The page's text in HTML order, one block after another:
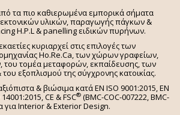
τα πιο καθιερωμένα εμπορικά σήματα
υλικών, παραγωγής πάγκων &
H.P.L & panelling ειδικών πυρήνων.
κυριαρχεί στις επιλογές των
Ho.Re.Ca, των χώρων γραφείων,
του τομέα μεταφορών, εκπαίδευσης, των
εξοπλισμού της σύγχρονης κατοικίας.
& βιώσιμα κατά EN ISO 9001:2015, EN
CE & FSC® (BMC-COC-007222, BMC-
για Interior & Exterior Design.